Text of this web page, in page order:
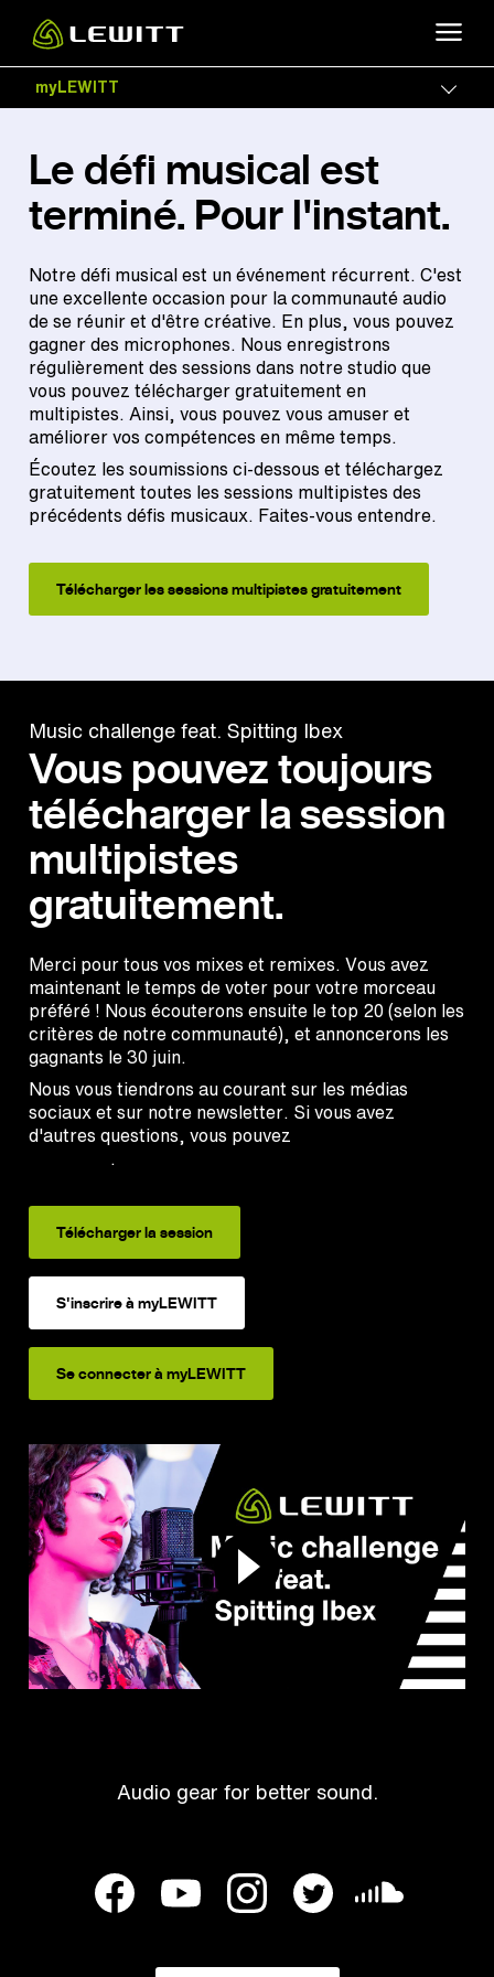
main
contentmyLEWITT
Le défi musical est
terminé. Pour l'instant.
Notre défi musical est un événement récurrent. C'est
une excellente occasion pour la communauté audio
de se réunir et d'être créative. En plus, vous pouvez
gagner des microphones. Nous enregistrons
régulièrement des sessions dans notre studio que
vous pouvez télécharger gratuitement en
multipistes. Ainsi, vous pouvez vous amuser et
améliorer vos compétences en même temps.
Écoutez les soumissions ci-dessous et téléchargez
gratuitement toutes les sessions multipistes des
précédents défis musicaux. Faites-vous entendre.
Télécharger les sessions multipistes gratuitement
Music challenge feat. Spitting Ibex
Vous pouvez toujours
télécharger la session
multipistes
gratuitement.
Merci pour tous vos mixes et remixes. Vous avez
maintenant le temps de voter pour votre morceau
préféré ! Nous écouterons ensuite le top 20 (selon les
critères de notre communauté), et annoncerons les
gagnants le 30 juin.
Nous vous tiendrons au courant sur les médias
sociaux et sur notre newsletter. Si vous avez
d'autres questions, vous pouvez
.
Télécharger la session
S'inscrire à myLEWITT
Se connecter à myLEWITT
Audio gear for better sound.